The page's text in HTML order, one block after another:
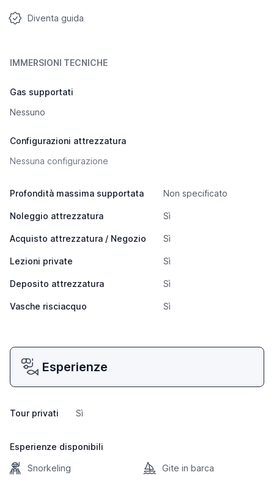
Diventa guida
IMMERSIONI TECNICHE
Gas supportati
Nessuno
Configurazioni attrezzatura
Nessuna configurazione
Profondità massima supportata Non specificato
Noleggio attrezzatura Sì
Acquisto attrezzatura / Negozio Sì
Lezioni private Sì
Deposito attrezzatura Sì
Vasche risciacquo Sì
Esperienze
Tour privati Sì
Esperienze disponibili
Snorkeling Gite in barca